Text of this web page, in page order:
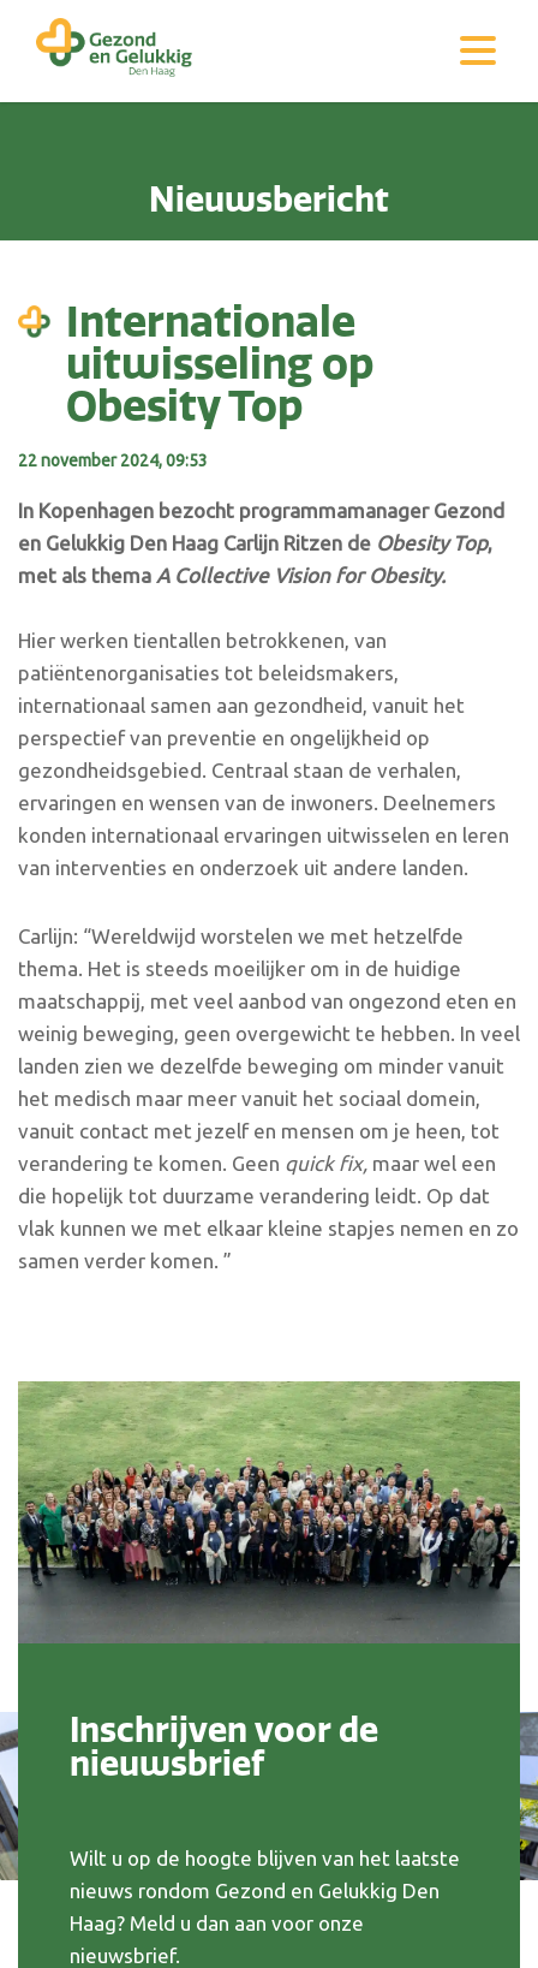
Nieuwsbericht
Internationale
uitwisseling op
Obesity Top
22 november 2024, 09:53
In Kopenhagen bezocht programmamanager Gezond
en Gelukkig Den Haag Carlijn Ritzen de Obesity Top,
met als thema A Collective Vision for Obesity.
Hier werken tientallen betrokkenen, van
patiëntenorganisaties tot beleidsmakers,
internationaal samen aan gezondheid, vanuit het
perspectief van preventie en ongelijkheid op
gezondheidsgebied. Centraal staan de verhalen,
ervaringen en wensen van de inwoners. Deelnemers
konden internationaal ervaringen uitwisselen en leren
van interventies en onderzoek uit andere landen.
Carlijn: “Wereldwijd worstelen we met hetzelfde
thema. Het is steeds moeilijker om in de huidige
maatschappij, met veel aanbod van ongezond eten en
weinig beweging, geen overgewicht te hebben. In veel
landen zien we dezelfde beweging om minder vanuit
het medisch maar meer vanuit het sociaal domein,
vanuit contact met jezelf en mensen om je heen, tot
verandering te komen. Geen quick fix, maar wel een
die hopelijk tot duurzame verandering leidt. Op dat
vlak kunnen we met elkaar kleine stapjes nemen en zo
samen verder komen. ”
Inschrijven voor de
nieuwsbrief
Wilt u op de hoogte blijven van het laatste
nieuws rondom Gezond en Gelukkig Den
Haag? Meld u dan aan voor onze
nieuwsbrief.